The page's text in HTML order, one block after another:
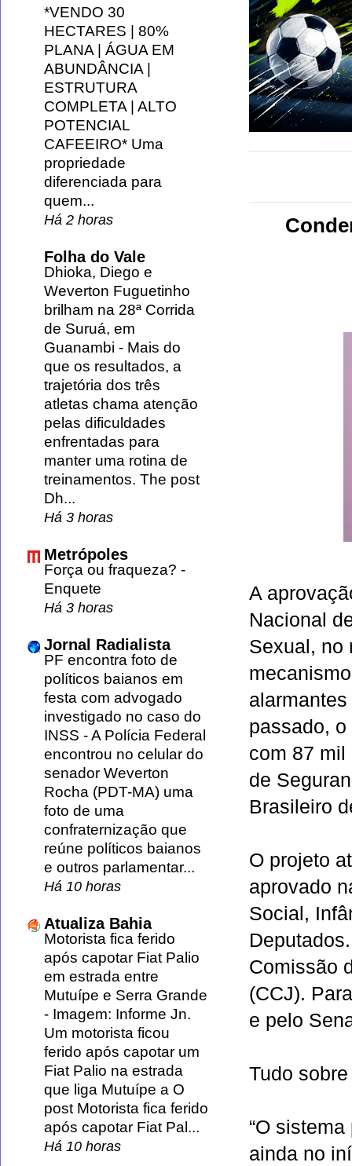
A
Nacional
Sexual, no
passado,
com 87 mil
de
Brasileiro
O projeto
aprovado
Social,
Comissão
(CCJ).
e pelo
Tudo
“O
ainda no
*VENDO 30
HECTARES | 80%
PLANA | ÁGUA EM
ABUNDÂNCIA |
ESTRUTURA
COMPLETA | ALTO
POTENCIAL
CAFEEIRO* Uma
propriedade
diferenciada para
quem...
Há 2 horas
Folha do Vale
Dhioka, Diego e
Weverton Fuguetinho
brilham na 28ª Corrida
de Suruá, em
Guanambi - Mais do
que os resultados, a
trajetória dos três
atletas chama atenção
pelas dificuldades
enfrentadas para
manter uma rotina de
treinamentos. The post
Dh...
Há 3 horas
Metrópoles
Força ou fraqueza? -
Enquete
Há 3 horas
Jornal Radialista
PF encontra foto de
políticos baianos em
festa com advogado
investigado no caso do
INSS -A Polícia Federal
encontrou no celular do
senador Weverton
Rocha (PDT-MA) uma
foto de uma
confraternização que
reúne políticos baianos
e outros parlamentar...
Há 10 horas
Atualiza Bahia
Motorista fica ferido
após capotar Fiat Palio
em estrada entre
Mutuípe e Serra Grande
- Imagem: Informe Jn.
Um motorista ficou
ferido após capotar um
Fiat Palio na estrada
que liga Mutuípe a O
post Motorista fica ferido
após capotar Fiat Pal...
Há 10 horas